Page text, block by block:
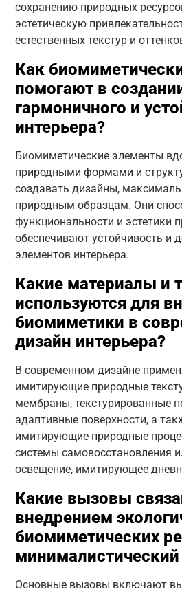
сохранению природных
эстетическую
естественных текстур и
Как
помогают в
гармоничного и
интерьера?
Биомиметические элементы
природными формами и
создавать дизайны,
природным образцам. Они
функциональности и эстетики
обеспечивают устойчивость и
элементов интерьера.
Какие материалы и
используются для
биомиметики в
дизайн интерьера?
В современном дизайне
имитирующие природные
мембраны, текстурированные
адаптивные поверхности, а
имитирующие природные
системы самовосстановления
освещение, имитирующее
Какие вызовы
внедрением
биомиметических
минималистический
Основные вызовы включают